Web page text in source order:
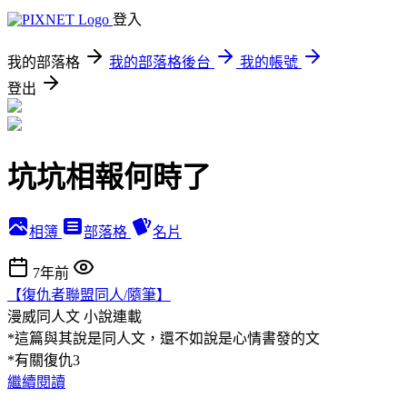
登入
我的部落格 我的部落格後台
我的帳號
登出
坑坑相報何時了
相簿 部落格 名片
7年前
【復仇者聯盟同人/隨筆】
漫威同人文 小說連載
*這篇與其說是同人文，還不如說是心情書發的文
*有關復仇3
繼續閱讀